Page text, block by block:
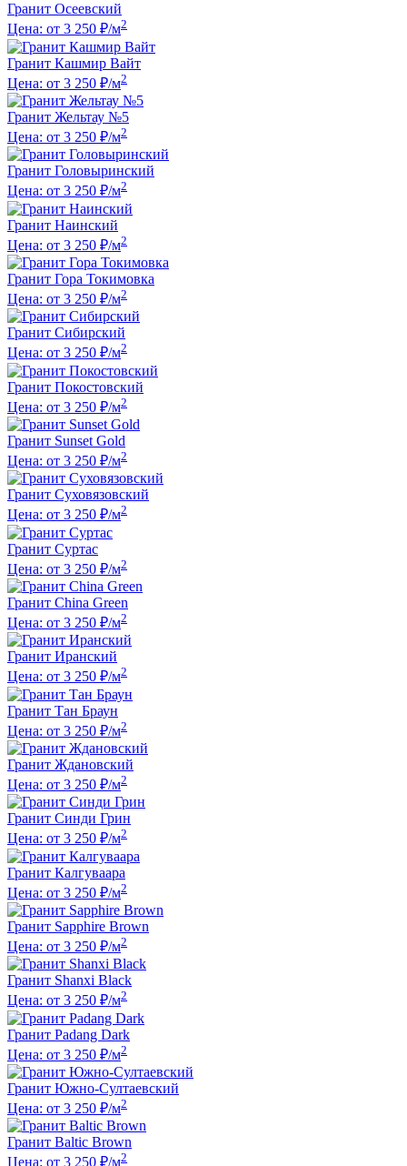
Гранит Осеевский
Цена: от 3 250 ₽/м2
Гранит Кашмир Вайт
Цена: от 3 250 ₽/м2
Гранит Жельтау №5
Цена: от 3 250 ₽/м2
Гранит Головыринский
Цена: от 3 250 ₽/м2
Гранит Наинский
Цена: от 3 250 ₽/м2
Гранит Гора Токимовка
Цена: от 3 250 ₽/м2
Гранит Сибирский
Цена: от 3 250 ₽/м2
Гранит Покостовский
Цена: от 3 250 ₽/м2
Гранит Sunset Gold
Цена: от 3 250 ₽/м2
Гранит Суховязовский
Цена: от 3 250 ₽/м2
Гранит Суртас
Цена: от 3 250 ₽/м2
Гранит China Green
Цена: от 3 250 ₽/м2
Гранит Иранский
Цена: от 3 250 ₽/м2
Гранит Тан Браун
Цена: от 3 250 ₽/м2
Гранит Ждановский
Цена: от 3 250 ₽/м2
Гранит Синди Грин
Цена: от 3 250 ₽/м2
Гранит Калгуваара
Цена: от 3 250 ₽/м2
Гранит Sapphire Brown
Цена: от 3 250 ₽/м2
Гранит Shanxi Black
Цена: от 3 250 ₽/м2
Гранит Padang Dark
Цена: от 3 250 ₽/м2
Гранит Южно-Султаевский
Цена: от 3 250 ₽/м2
Гранит Baltic Brown
Цена: от 3 250 ₽/м2